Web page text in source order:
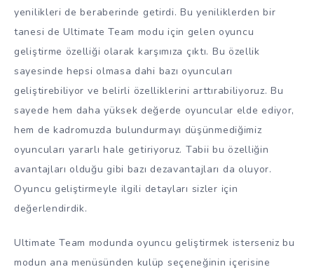
yenilikleri de beraberinde getirdi. Bu yeniliklerden bir
tanesi de Ultimate Team modu için gelen oyuncu
geliştirme özelliği olarak karşımıza çıktı. Bu özellik
sayesinde hepsi olmasa dahi bazı oyuncuları
geliştirebiliyor ve belirli özelliklerini arttırabiliyoruz. Bu
sayede hem daha yüksek değerde oyuncular elde ediyor,
hem de kadromuzda bulundurmayı düşünmediğimiz
oyuncuları yararlı hale getiriyoruz. Tabii bu özelliğin
avantajları olduğu gibi bazı dezavantajları da oluyor.
Oyuncu geliştirmeyle ilgili detayları sizler için
değerlendirdik.
Ultimate Team modunda oyuncu geliştirmek isterseniz bu
modun ana menüsünden kulüp seçeneğinin içerisine